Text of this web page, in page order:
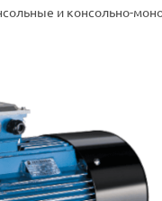
и консольно-